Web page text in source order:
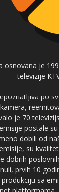
osnovana je
televizije
po
je 70
postale
dobili od
su
dobrih
prvih 10
sa